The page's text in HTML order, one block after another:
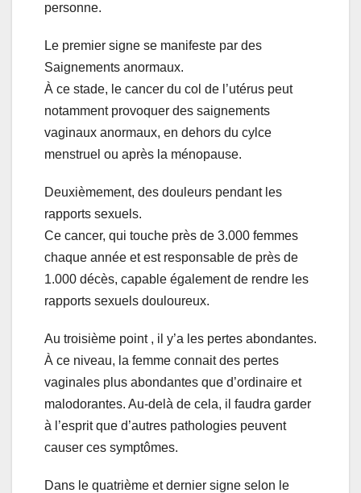
personne.
Le premier signe se manifeste par des
Saignements anormaux.
À ce stade, le cancer du col de l’utérus peut
notamment provoquer des saignements
vaginaux anormaux, en dehors du cylce
menstruel ou après la ménopause.
Deuxièmement, des douleurs pendant les
rapports sexuels.
Ce cancer, qui touche près de 3.000 femmes
chaque année et est responsable de près de
1.000 décès, capable également de rendre les
rapports sexuels douloureux.
Au troisième point , il y’a les pertes abondantes.
À ce niveau, la femme connait des pertes
vaginales plus abondantes que d’ordinaire et
malodorantes. Au-delà de cela, il faudra garder
à l’esprit que d’autres pathologies peuvent
causer ces symptômes.
Dans le quatrième et dernier signe selon le